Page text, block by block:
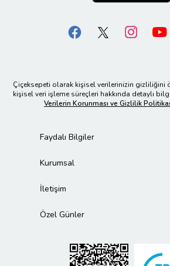
Çiçeksepeti olarak kişisel verilerinizin gizliliğini
kişisel veri işleme süreçleri hakkında detaylı
Verilerin Korunması ve Gizlilik
Faydalı Bilgiler
Kurumsal
İletişim
Özel Günler